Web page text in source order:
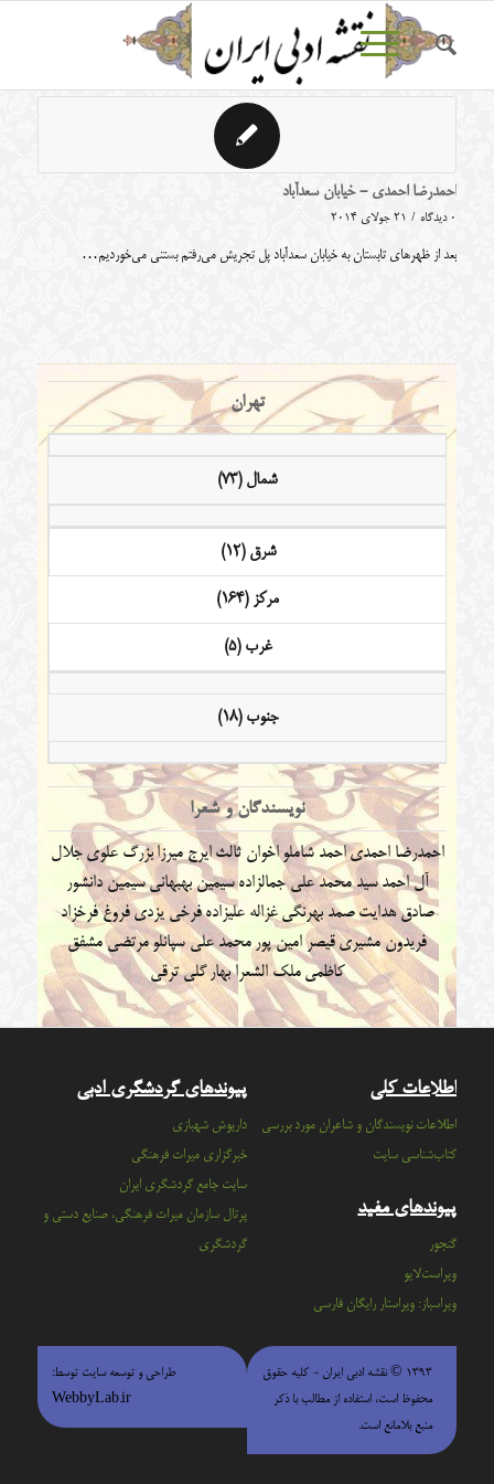
احمدرضا احمدی - خیابان سعدآباد
0 دیدگاه / 21 جولای 2014
بعد از ظهرهای تابستان به خیابان سعدآباد پل تجریش می‌رفتم بستنی می‌خوردیم…
تهران
شمال (73)
شرق (12)
مرکز (164)
غرب (5)
جنوب (18)
نویسندگان و شعرا
احمدرضا احمدیاحمد شاملو اخوان ثالثایرج میرزابزرگ علوی جلال
آل احمدسید محمد علی جمالزادهسیمین بهبهانیسیمین دانشور
صادق هدایتصمد بهرنگی غزاله علیزادهفرخی یزدی فروغ فرخزاد
فریدون مشیری قیصر امین پورمحمد علی سپانلومرتضی مشفق
کاظمی ملک الشعرا بهار گلی ترقی
اطلاعات کلی
اطلاعات نویسندگان و شاعران مورد بررسی
کتاب‌شناسی سایت
پیوندهای مفید
گنجور
ویراست‌لایو
ویراسباز: ویراستار رایگان فارسی
پیوندهای گردشگری ادبی
داریوش شهبازی
خبرگزاری میراث فرهنگی
سايت جامع گردشگري ايران
پرتال سازمان ميراث فرهنگي، صنايع دستي و
گردشگري
۱۳۹۳ © نقشه ادبی ایران - كليه حقوق
محفوظ است، استفاده از مطالب با ذكر
منبع بلامانع است.
طراحی و توسعه سایت توسط:
WebbyLab.ir